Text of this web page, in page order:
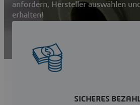
anfordern, Hersteller auswählen
erhalten!
Sofortangebot anfordern
SICHERES